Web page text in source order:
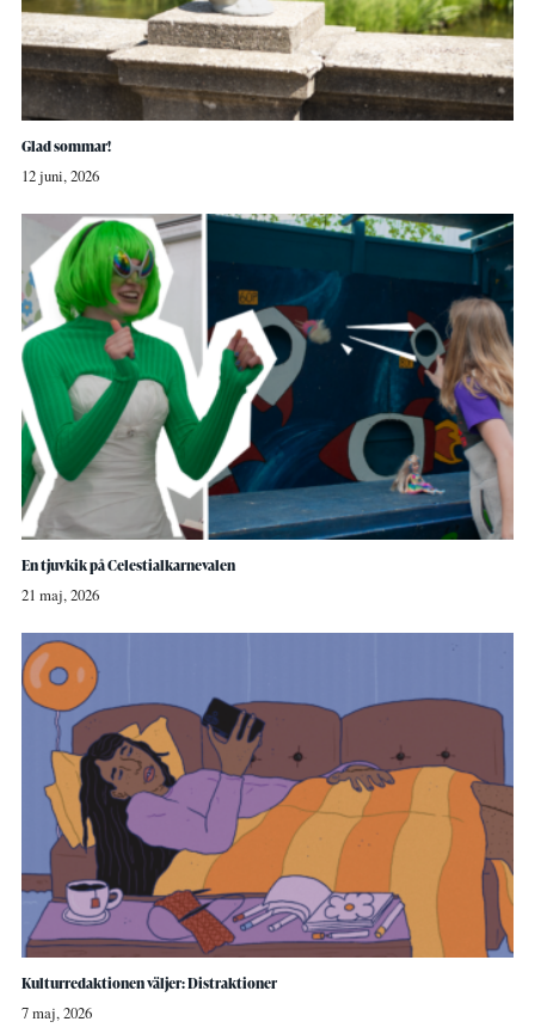
Glad sommar!
12 juni, 2026
En tjuvkik på Celestialkarnevalen
21 maj, 2026
Kulturredaktionen väljer: Distraktioner
7 maj, 2026